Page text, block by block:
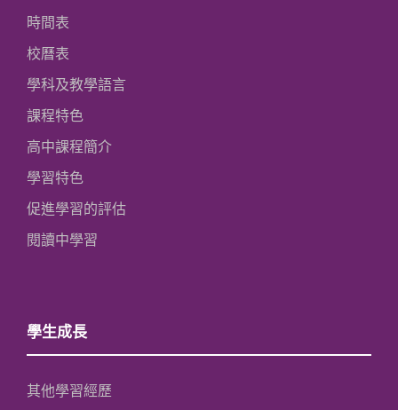
時間表
校曆表
學科及教學語言
課程特色
高中課程簡介
學習特色
促進學習的評估
閱讀中學習
學生成長
其他學習經歷